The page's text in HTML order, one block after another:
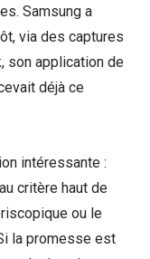
Samsung a
via des captures
son application de
déjà ce
intéressante :
critère haut de
ou le
la promesse est